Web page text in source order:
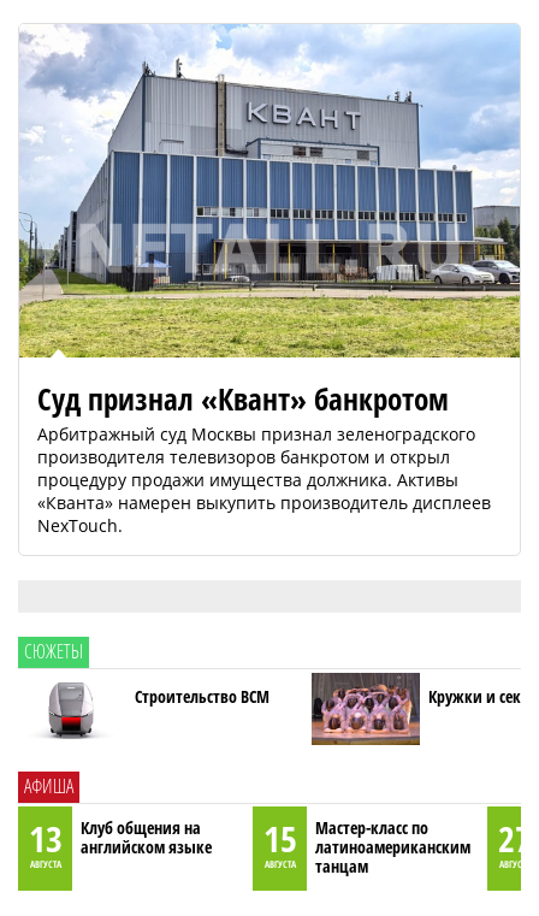
Суд признал «Квант» банкротом
Арбитражный суд Москвы признал зеленоградского
производителя телевизоров банкротом и открыл
процедуру продажи имущества должника. Активы
«Кванта» намерен выкупить производитель дисплеев
NexTouch.
СЮЖЕТЫ
Строительство ВСМ Кружки и
АФИША
13
АВГУСТА
Клуб общения на
английском языке
15
АВГУСТА
Мастер-класс по
латиноамериканским
танцам
27
АВГУСТА